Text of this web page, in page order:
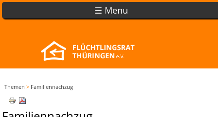
☰ Menu
Themen > Familiennachzug